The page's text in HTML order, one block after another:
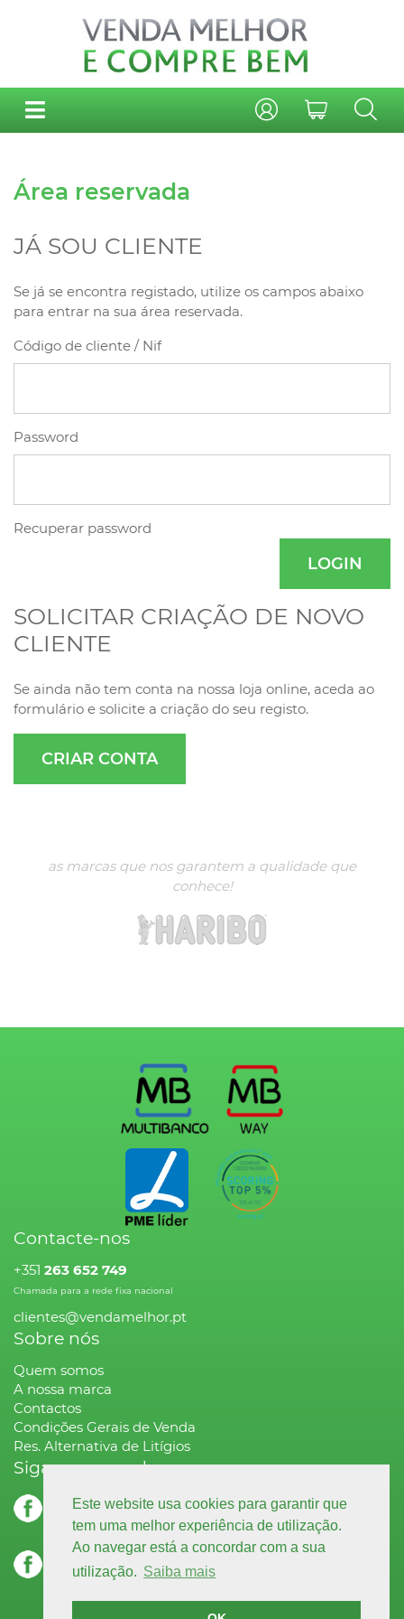
Este website usa cookies para garantir que
tem uma melhor experiência de utilização.
Ao navegar está a concordar com a sua
utilização. Saiba mais
Área reservada
JÁ SOU CLIENTE
Se já se encontra registado, utilize os campos abaixo
para entrar na sua área reservada.
Código de cliente / Nif
Password
Recuperar password
LOGIN
SOLICITAR CRIAÇÃO DE NOVO
CLIENTE
Se ainda não tem conta na nossa loja online, aceda ao
formulário e solicite a criação do seu registo.
CRIAR CONTA
as marcas que nos garantem a qualidade que
conhece!
Contacte-nos
+351 263 652 749
Chamada para a rede fixa nacional
clientes@vendamelhor.pt
Sobre nós
Quem somos
A nossa marca
Contactos
Condições Gerais de Venda
Res. Alternativa de Litígios
Siga-nos na rede
facebook.com
decoração
facebook.com
higiene & limpeza